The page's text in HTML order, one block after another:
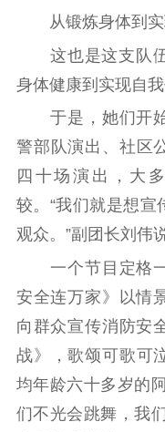
从锻炼身体到实
这也是这支队伍
身体健康到实现自我
于是，她们开始
警部队演出、社区
四十场演出，大
较。“我们就是想宣
观众。”副团长刘伟说
一个节目定格一
安全连万家》以情
向群众宣传消防安
战》，歌颂可歌
均年龄六十多岁的
们不光会跳舞，我